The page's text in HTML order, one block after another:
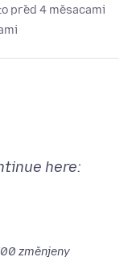
před 4 měsacami
here:
změnjeny